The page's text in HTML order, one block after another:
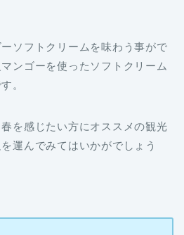
ソフトクリームを味わう事がで
ンゴーを使ったソフトクリーム
。
を感じたい方にオススメの観光
運んでみてはいかがでしょう